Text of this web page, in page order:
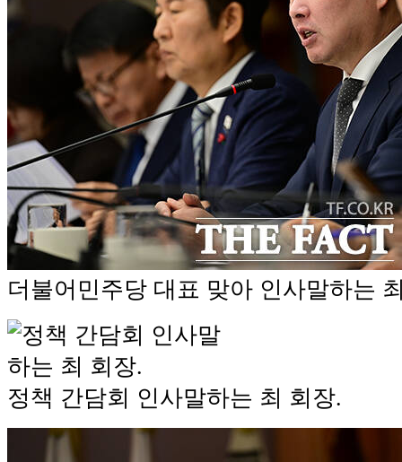
더불어민주당 대표 맞아 인사말하는
정책 간담회 인사말하는 최 회장.